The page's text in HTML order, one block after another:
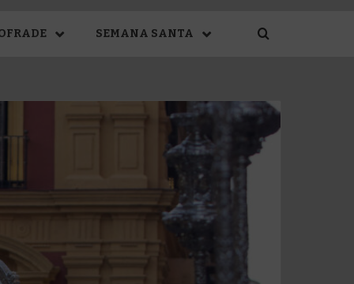
DE
SEMANA SANTA